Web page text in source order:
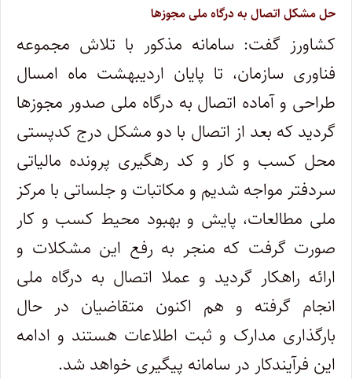
حل مشکل اتصال به درگاه ملی مجوزها
کشاورز گفت: سامانه مذکور با تلاش مجموعه
فناوری سازمان، تا پایان اردیبهشت ماه امسال
طراحی و آماده اتصال به درگاه ملی صدور مجوزها
گردید که بعد از اتصال با دو مشکل درج کدپستی
محل کسب و کار و کد رهگیری پرونده مالیاتی
سردفتر مواجه شدیم و مکاتبات و جلساتی با مرکز
ملی مطالعات، پایش و بهبود محیط کسب و کار
صورت گرفت که منجر به رفع این مشکلات و
ارائه راهکار گردید و عملا اتصال به درگاه ملی
انجام گرفته و هم اکنون متقاضیان در حال
بارگذاری مدارک و ثبت اطلاعات هستند و ادامه
این فرآیندکار در سامانه پیگیری خواهد شد.